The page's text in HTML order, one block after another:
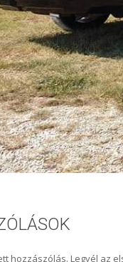
hozzászólás. Legyél az